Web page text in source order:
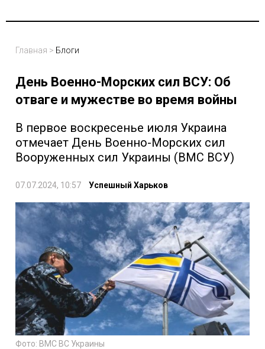
Главная > Блоги
День Военно-Морских сил ВСУ: Об
отваге и мужестве во время войны
В первое воскресенье июля Украина
отмечает День Военно-Морских сил
Вооруженных сил Украины (ВМС ВСУ)
07.07.2024, 10:57 Успешный Харьков
Фото: ВМС ВС Украины